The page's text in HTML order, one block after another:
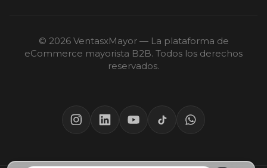
© 2026 VentasxMayor — La plataforma de
eCommerce mayorista B2B. Todos los derechos
reservados.